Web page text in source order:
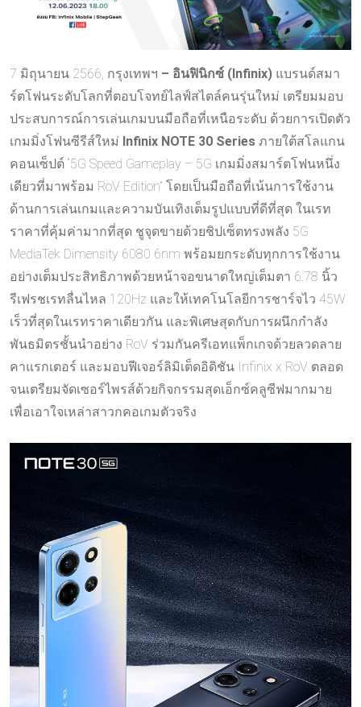
7 มิถุนายน 2566, กรุงเทพฯ – อินฟินิกซ์ (Infinix) แบรนด์สมา
ร์ตโฟนระดับโลกที่ตอบโจทย์ไลฟ์สไตล์คนรุ่นใหม่ เตรียมมอบ
ประสบการณ์การเล่นเกมบนมือถือที่เหนือระดับ ด้วยการเปิดตัว
เกมมิ่งโฟนซีรีส์ใหม่ Infinix NOTE 30 Series ภายใต้สโลแกน
คอนเซ็ปต์ “5G Speed Gameplay – 5G เกมมิ่งสมาร์ตโฟนหนึ่ง
เดียวที่มาพร้อม RoV Edition” โดยเป็นมือถือที่เน้นการใช้งาน
ด้านการเล่นเกมและความบันเทิงเต็มรูปแบบที่ดีที่สุด ในเรท
ราคาที่คุ้มค่ามากที่สุด ชูจุดขายด้วยชิปเซ็ตทรงพลัง 5G
MediaTek Dimensity 6080 6nm พร้อมยกระดับทุกการใช้งาน
อย่างเต็มประสิทธิภาพด้วยหน้าจอขนาดใหญ่เต็มตา 6.78 นิ้ว
รีเฟรชเรทลื่นไหล 120Hz และให้เทคโนโลยีการชาร์จไว 45W
เร็วที่สุดในเรทราคาเดียวกัน และพิเศษสุดกับการผนึกกำลัง
พันธมิตรชั้นนำอย่าง RoV ร่วมกันครีเอทแพ็กเกจด้วยลวดลาย
คาแรกเตอร์ และมอบฟีเจอร์ลิมิเต็ดอิดิชัน Infinix x RoV ตลอด
จนเตรียมจัดเซอร์ไพรส์ด้วยกิจกรรมสุดเอ็กซ์คลูซีฟมากมาย
เพื่อเอาใจเหล่าสาวกคอเกมตัวจริง